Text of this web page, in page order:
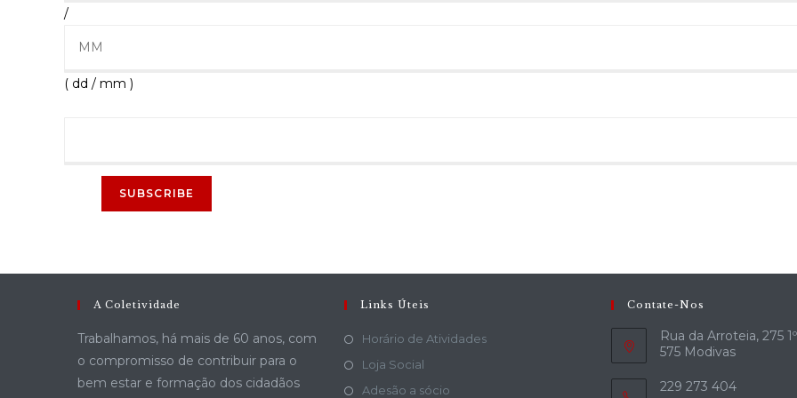
/
( dd / mm )
A Coletividade
Trabalhamos, há mais de 60 anos, com
o compromisso de contribuir para o
bem estar e formação dos cidadãos
Links Úteis
Horário de Atividades
Loja Social
Adesão a sócio
Contate-Nos
Rua da Arroteia, 275
575 Modivas
229 273 404